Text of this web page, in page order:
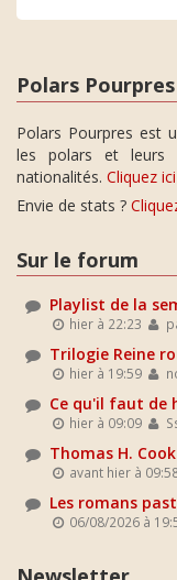
Polars Pourpres
Polars Pourpres est
les polars et leurs
nationalités. Cliquez ici
Envie de stats ?
Sur le forum
Playlist de la
hier à 22:23
Trilogie Reine
hier à 19:59
Ce qu'il faut de
hier à 09:09
Thomas H. Cook
avant hier à
Les romans
06/08/2026 à